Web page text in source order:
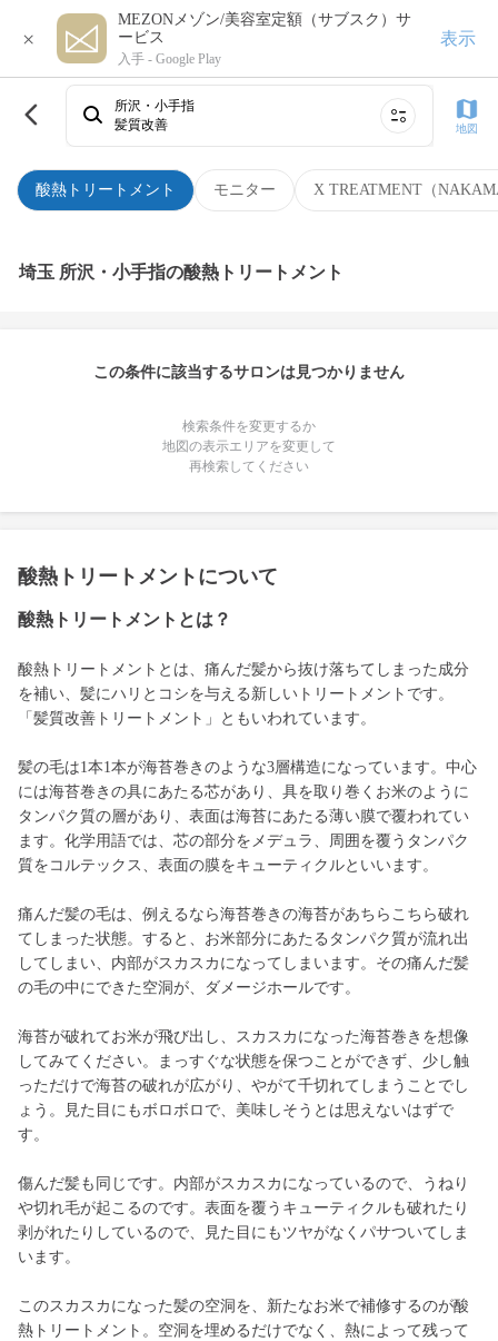
×
MEZONメゾン/美容室定額（サブスク）サ
ービス
入手 - Google Play
表示
酸熱トリートメント モニター X TREATMENT（
所沢・小手指
髪質改善
地図
埼玉 所沢・小手指の酸熱トリートメント
この条件に該当するサロンは見つかりません
検索条件を変更するか
地図の表示エリアを変更して
再検索してください
酸熱トリートメントについて
酸熱トリートメントとは？
酸熱トリートメントとは、痛んだ髪から抜け落ちてしまった成分
を補い、髪にハリとコシを与える新しいトリートメントです。
「髪質改善トリートメント」ともいわれています。
髪の毛は1本1本が海苔巻きのような3層構造になっています。中心
には海苔巻きの具にあたる芯があり、具を取り巻くお米のように
タンパク質の層があり、表面は海苔にあたる薄い膜で覆われてい
ます。化学用語では、芯の部分をメデュラ、周囲を覆うタンパク
質をコルテックス、表面の膜をキューティクルといいます。
痛んだ髪の毛は、例えるなら海苔巻きの海苔があちらこちら破れ
てしまった状態。すると、お米部分にあたるタンパク質が流れ出
してしまい、内部がスカスカになってしまいます。その痛んだ髪
の毛の中にできた空洞が、ダメージホールです。
海苔が破れてお米が飛び出し、スカスカになった海苔巻きを想像
してみてください。まっすぐな状態を保つことができず、少し触
っただけで海苔の破れが広がり、やがて千切れてしまうことでし
ょう。見た目にもボロボロで、美味しそうとは思えないはずで
す。
傷んだ髪も同じです。内部がスカスカになっているので、うねり
や切れ毛が起こるのです。表面を覆うキューティクルも破れたり
剥がれたりしているので、見た目にもツヤがなくパサついてしま
います。
このスカスカになった髪の空洞を、新たなお米で補修するのが酸
熱トリートメント。空洞を埋めるだけでなく、熱によって残って